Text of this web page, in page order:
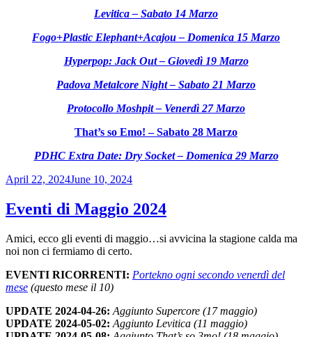
Levitica – Sabato 14 Marzo
Fogo+Plastic Elephant+Acajou – Domenica 15 Marzo
Hyperpop: Jack Out – Giovedì 19 Marzo
Padova Metalcore Night – Sabato 21 Marzo
Protocollo Moshpit – Venerdì 27 Marzo
That’s so Emo! – Sabato 28 Marzo
PDHC Extra Date: Dry Socket – Domenica 29 Marzo
Posted
April 22, 2024June 10, 2024
Eventi di Maggio 2024
Amici, ecco gli eventi di maggio…si avvicina la stagione calda ma
noi non ci fermiamo di certo.
EVENTI RICORRENTI: Portekno ogni secondo venerdì del
mese (questo mese il 10)
UPDATE 2024-04-26: Aggiunto Supercore (17 maggio)
UPDATE 2024-05-02: Aggiunto Levitica (11 maggio)